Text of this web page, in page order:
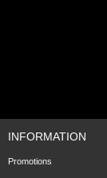
INFORMATION
Promotions